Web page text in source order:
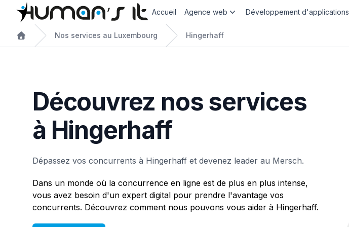
Accueil Agence web Développement d'applications
Nos services au Luxembourg Hingerhaff
Découvrez nos services
à Hingerhaff
Dépassez vos concurrents à Hingerhaff et devenez leader au Mersch.
Dans un monde où la concurrence en ligne est de plus en plus intense,
vous avez besoin d'un expert digital pour prendre l'avantage vos
concurrents. Découvrez comment nous pouvons vous aider à Hingerhaff.